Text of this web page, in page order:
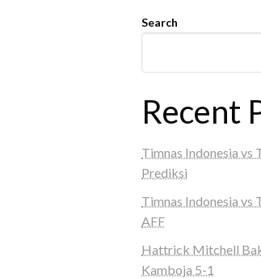
Search
Recent
Timnas Indonesia vs
Prediksi
Timnas Indonesia vs
AFF
Hattrick Mitchell
Kamboja 5-1